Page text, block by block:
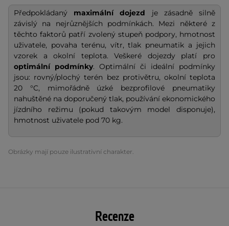
Předpokládaný maximální dojezd je zásadně silně
závislý na nejrůznějších podmínkách. Mezi některé z
těchto faktorů patří zvolený stupeň podpory, hmotnost
uživatele, povaha terénu, vítr, tlak pneumatik a jejich
vzorek a okolní teplota. Veškeré dojezdy platí pro
optimální podmínky. Optimální či ideální podmínky
jsou: rovný/plochý terén bez protivětru, okolní teplota
20 °C, mimořádně úzké bezprofilové pneumatiky
nahuštěné na doporučený tlak, používání ekonomického
jízdního režimu (pokud takovým model disponuje),
hmotnost uživatele pod 70 kg.
Obrázky mají pouze ilustrativní charakter.
Recenze